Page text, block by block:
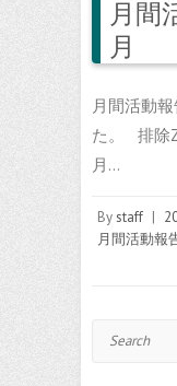
月間
月
月間活動
た。 排除
月…
Bystaff |
月間活動報